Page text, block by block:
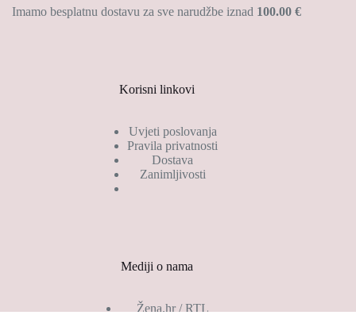
odabrati
Imamo besplatnu dostavu za sve narudžbe iznad 100.00 €
Korisni linkovi
Uvjeti poslovanja
Pravila privatnosti
Dostava
Zanimljivosti
Mediji o nama
Žena.hr / RTL